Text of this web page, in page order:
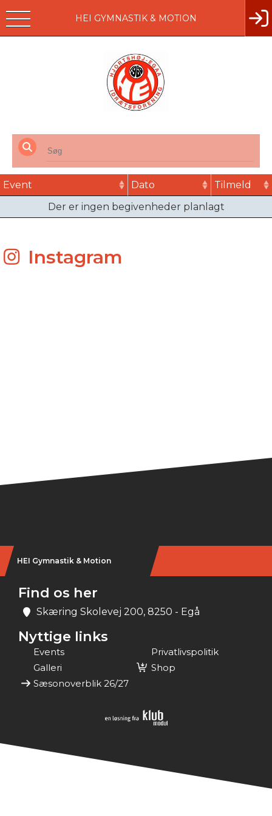
HEI GYMNASTIK & MOTION
Event Dato
Tilmeld
Der er ingen begivenheder planlagt
Instagram
HEI Gymnastik & Motion
Find os her
Skæring Skolevej 200, 8250 - Egå
Nyttige links
Events
Privatlivspolitik
Galleri
Shop
Sæsonoverblik 26/27